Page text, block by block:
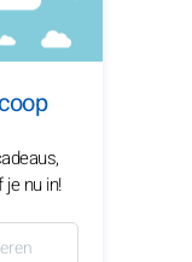
nu in!